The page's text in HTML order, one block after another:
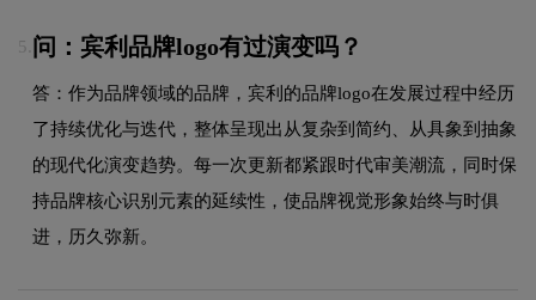
5. 问：宾利品牌logo有过演变吗？
答：作为品牌领域的品牌，宾利的品牌logo在发展过程中经历
了持续优化与迭代，整体呈现出从复杂到简约、从具象到抽象
的现代化演变趋势。每一次更新都紧跟时代审美潮流，同时保
持品牌核心识别元素的延续性，使品牌视觉形象始终与时俱
进，历久弥新。